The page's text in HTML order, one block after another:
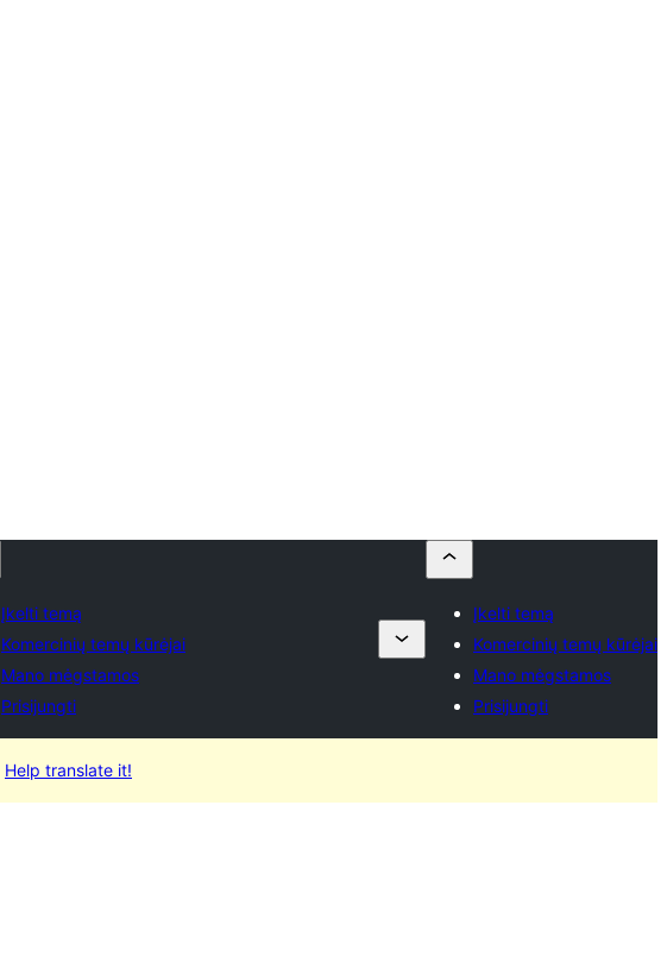
Įkelti temą
Komercinių temų kūrėjai
Mano mėgstamos
Prisijungti
Įkelti temą
Komercinių temų kūrėjai
Mano mėgstamos
Prisijungti
Help translate it!